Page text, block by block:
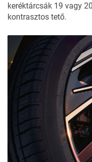
keréktárcsák 19 vagy
kontrasztos tető.